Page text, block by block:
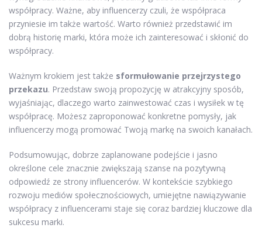
współpracy. Ważne, aby influencerzy czuli, że współpraca
przyniesie im także wartość. Warto również przedstawić im
dobrą historię marki, która może ich zainteresować i skłonić do
współpracy.
Ważnym krokiem jest także sformułowanie przejrzystego
przekazu. Przedstaw swoją propozycję w atrakcyjny sposób,
wyjaśniając, dlaczego warto zainwestować czas i wysiłek w tę
współpracę. Możesz zaproponować konkretne pomysły, jak
influencerzy mogą promować Twoją markę na swoich kanałach.
Podsumowując, dobrze zaplanowane podejście i jasno
określone cele znacznie zwiększają szanse na pozytywną
odpowiedź ze strony influencerów. W kontekście szybkiego
rozwoju mediów społecznościowych, umiejętne nawiązywanie
współpracy z influencerami staje się coraz bardziej kluczowe dla
sukcesu marki.